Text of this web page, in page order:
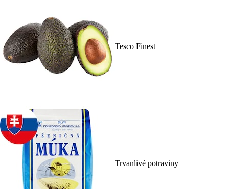
Tesco Finest
Trvanlivé potraviny